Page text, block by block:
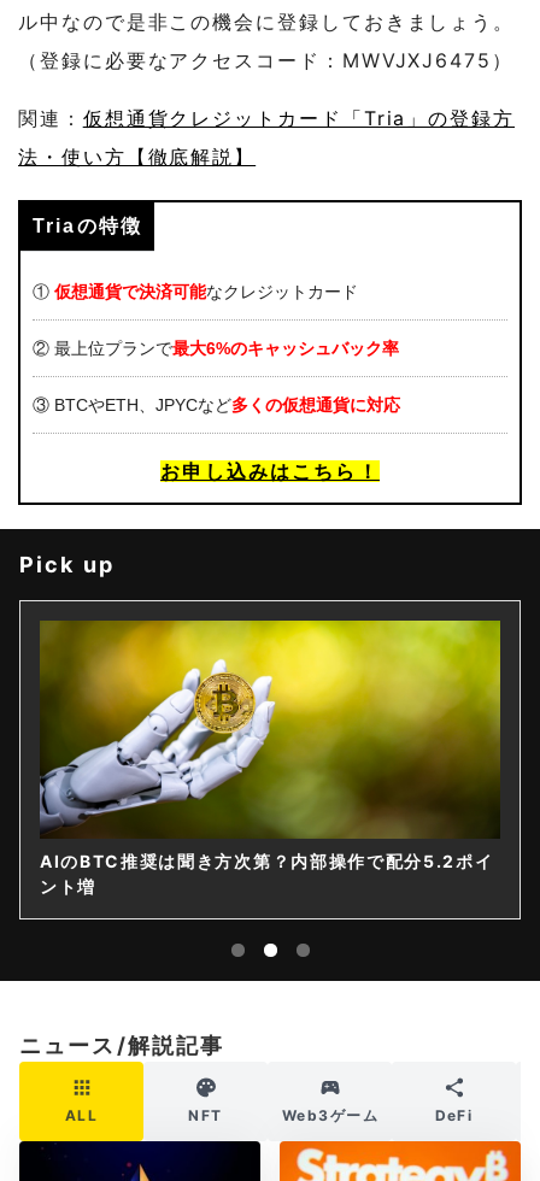
ル中なので是非この機会に登録しておきましょう。
（登録に必要なアクセスコード：MWVJXJ6475）
関連： 仮想通貨クレジットカード「Tria」の登録方
法・使い方【徹底解説】
Triaの特徴
① 仮想通貨で決済可能なクレジットカード
② 最上位プランで最大6%のキャッシュバック率
③ BTCやETH、JPYCなど多くの仮想通貨に対応
お申し込みはこちら！
Pick up
AIのBTC推奨は聞き方次第？内部操作で配分5.2ポイ
ント増
ニュース/解説記事
ALL NFT Web3ゲーム DeFi